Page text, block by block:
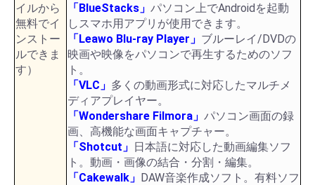
イルから
無料でイ
ンストー
ルできま
す）
「BlueStacks」 パソコン上でAndroidを起動
しスマホ用アプリが使用できます。
「Leawo Blu-ray Player」 ブルーレイ/DVDの
映画や映像をパソコンで再生するためのソフ
ト。
「VLC」 多くの動画形式に対応したマルチメ
ディアプレイヤー。
「Wondershare Filmora」 パソコン画面の録
画、高機能な画面キャプチャー。
「Shotcut」 日本語に対応した動画編集ソフ
ト。動画・画像の結合・分割・編集。
「Cakewalk」 DAW音楽作成ソフト。有料ソフ